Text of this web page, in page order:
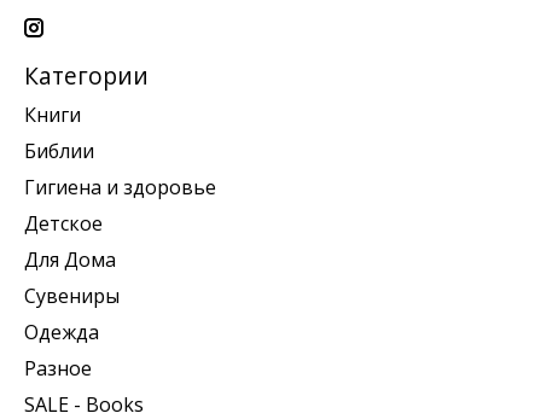
Категории
Книги
Библии
Гигиена и здоровье
Детское
Для Дома
Сувениры
Одежда
Разное
SALE - Books